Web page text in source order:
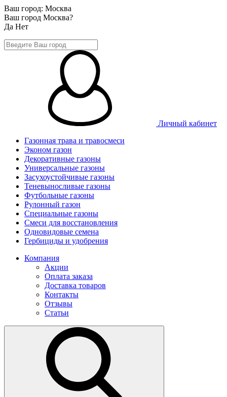
Ваш город: Москва
Ваш город Москва?
Да Нет
Личный кабинет
Газонная трава и травосмеси
Эконом газон
Декоративные газоны
Универсальные газоны
Засухоустойчивые газоны
Теневыносливые газоны
Футбольные газоны
Рулонный газон
Специальные газоны
Смеси для восстановления
Одновидовые семена
Гербициды и удобрения
Компания
Акции
Оплата заказа
Доставка товаров
Контакты
Отзывы
Статьи